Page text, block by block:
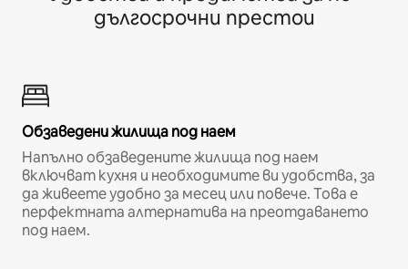
дългосрочни престои
Обзаведени жилища под наем
Напълно обзаведените жилища под наем
включват кухня и необходимите ви удобства, за
да живеете удобно за месец или повече. Това е
перфектната алтернатива на преотдаването
под наем.